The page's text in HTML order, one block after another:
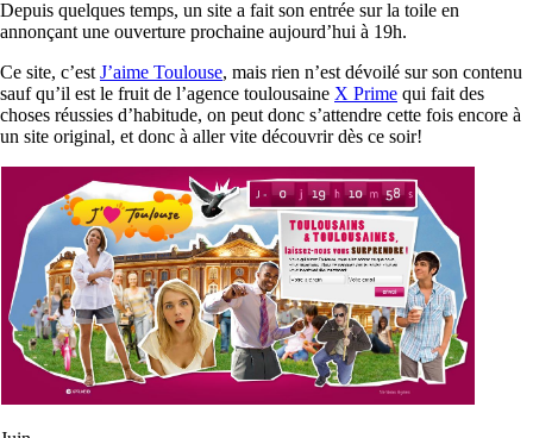
Depuis quelques temps, un site a fait son entrée sur la toile en
annonçant une ouverture prochaine aujourd’hui à 19h.
Ce site, c’est J’aime Toulouse, mais rien n’est dévoilé sur son contenu
sauf qu’il est le fruit de l’agence toulousaine X Prime qui fait des
choses réussies d’habitude, on peut donc s’attendre cette fois encore à
un site original, et donc à aller vite découvrir dès ce soir!